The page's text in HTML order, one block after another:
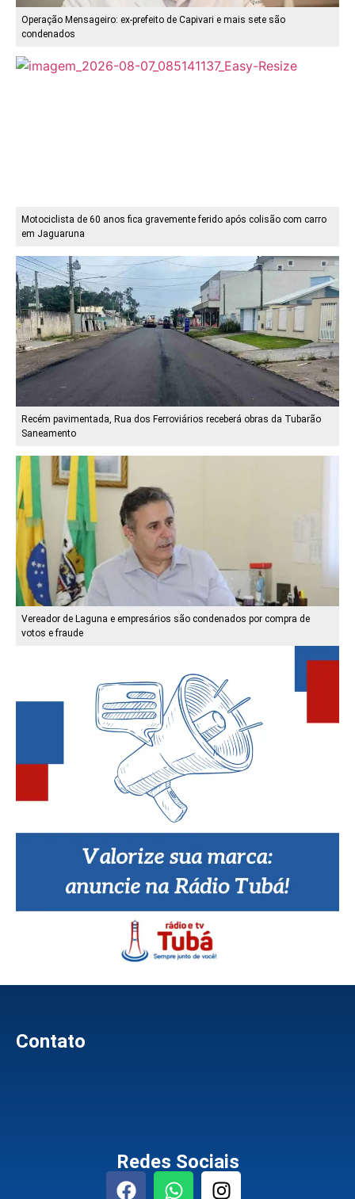
Operação Mensageiro: ex-prefeito de Capivari e mais sete são
condenados
Motociclista de 60 anos fica gravemente ferido após colisão com carro
em Jaguaruna
Recém pavimentada, Rua dos Ferroviários receberá obras da Tubarão
Saneamento
Vereador de Laguna e empresários são condenados por compra de
votos e fraude
Contato
Redes Sociais